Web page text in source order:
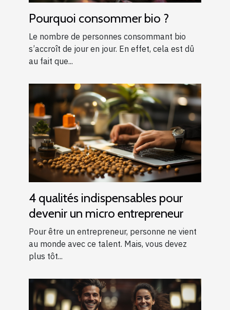
Pourquoi consommer bio ?
Le nombre de personnes consommant bio
s’accroît de jour en jour. En effet, cela est dû
au fait que...
4 qualités indispensables pour
devenir un micro entrepreneur
Pour être un entrepreneur, personne ne vient
au monde avec ce talent. Mais, vous devez
plus tôt...